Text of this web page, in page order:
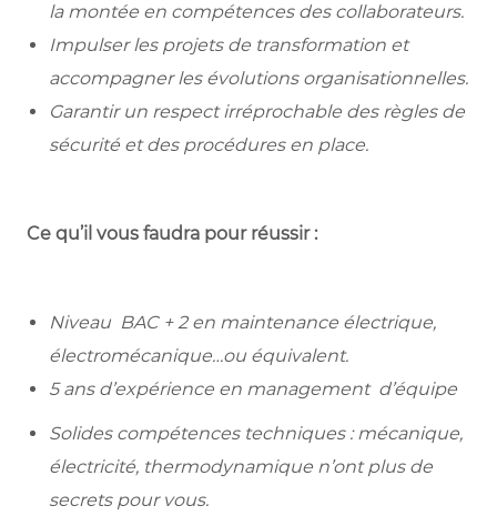
la montée en compétences des collaborateurs.
Impulser les projets de transformation et
accompagner les évolutions organisationnelles.
Garantir un respect irréprochable des règles de
sécurité et des procédures en place.
Ce qu’il vous faudra pour réussir :
Niveau BAC + 2 en maintenance électrique,
électromécanique…ou équivalent.
5 ans d’expérience en management d’équipe
Solides compétences techniques : mécanique,
électricité, thermodynamique n’ont plus de
secrets pour vous.